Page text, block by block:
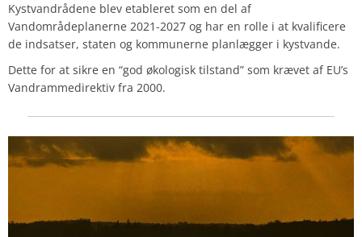
Kystvandrådene blev etableret som en del af
Vandområdeplanerne 2021-2027 og har en rolle i at kvalificere
de indsatser, staten og kommunerne planlægger i kystvande.
Dette for at sikre en “god økologisk tilstand” som krævet af EU’s
Vandrammedirektiv fra 2000.